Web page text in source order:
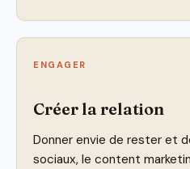
ENGAGER
Créer la relation
Donner envie de rester et
sociaux, le content